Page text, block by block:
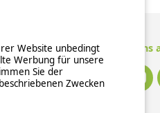
Folge uns
Website unbedingt
Werbung für unsere
Sie der
Zwecken